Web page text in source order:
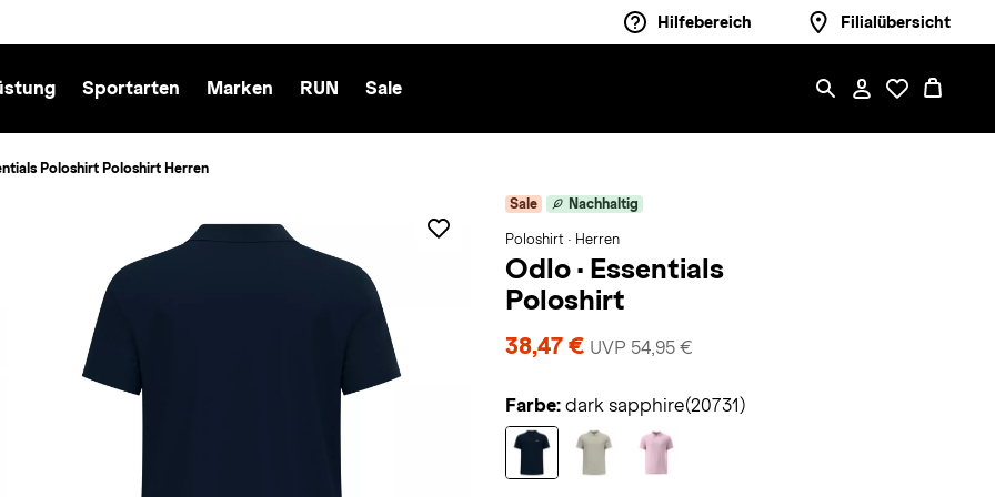
Hilfebereich Filialübersicht
Sportarten Marken RUN Sale
Poloshirt Poloshirt Herren
Sale Nachhaltig
Poloshirt · Herren
Odlo · Essentials
Poloshirt
38,47 € UVP 54,95 €
Farbe: dark sapphire(20731)